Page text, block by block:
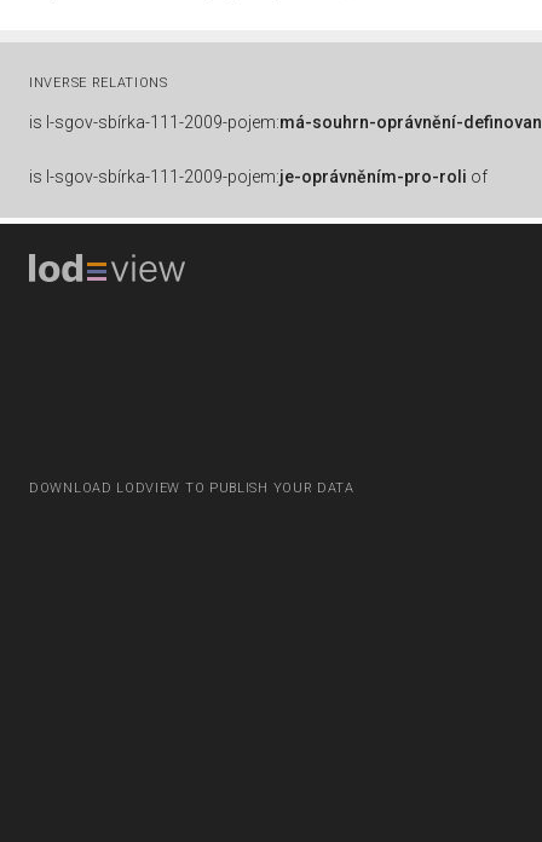
INVERSE RELATIONS
is l-sgov-sbírka-111-2009-pojem:má-souhrn-oprávnění-
is l-sgov-sbírka-111-2009-pojem:je-oprávněním-pro-roli of
DOWNLOAD LODVIEW TO PUBLISH YOUR DATA